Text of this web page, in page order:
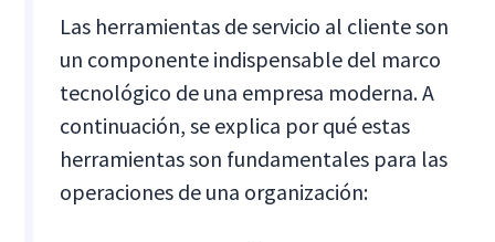
Las herramientas de servicio al cliente son
un componente indispensable del marco
tecnológico de una empresa moderna. A
continuación, se explica por qué estas
herramientas son fundamentales para las
operaciones de una organización: